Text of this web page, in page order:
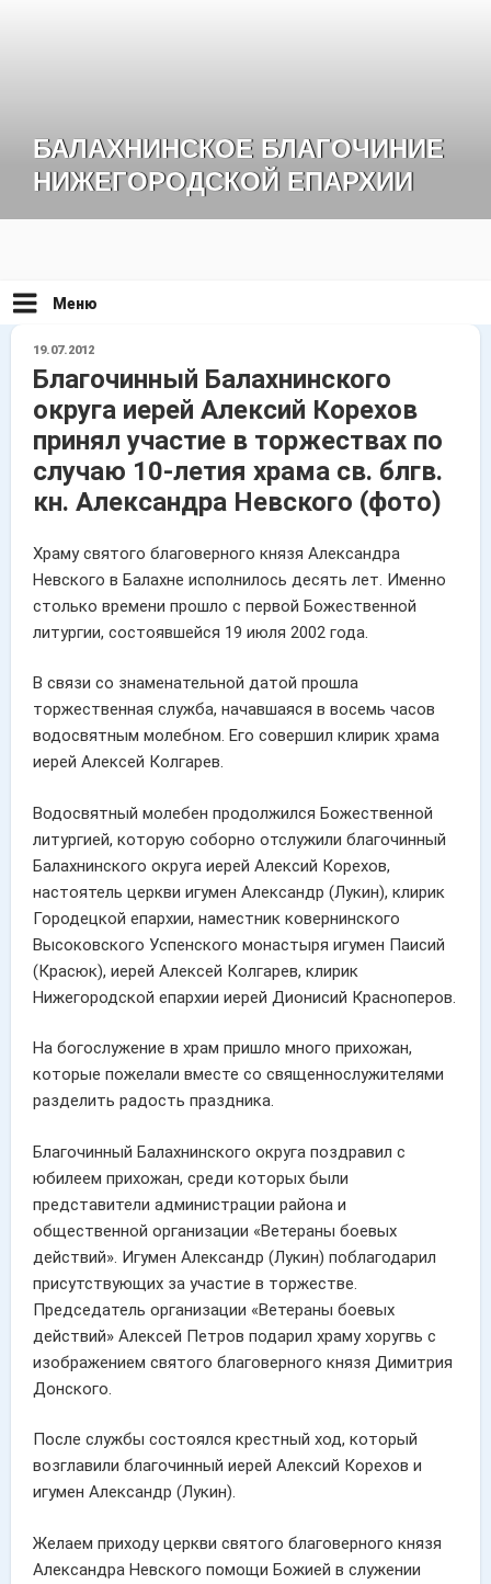
БАЛАХНИНСКОЕ БЛАГОЧИНИЕ
НИЖЕГОРОДСКОЙ ЕПАРХИИ
Меню
ОПУБЛИКОВАНО
19.07.2012
Благочинный Балахнинского
округа иерей Алексий Корехов
принял участие в торжествах по
случаю 10-летия храма св. блгв.
кн. Александра Невского (фото)
Храму святого благоверного князя Александра
Невского в Балахне исполнилось десять лет. Именно
столько времени прошло с первой Божественной
литургии, состоявшейся 19 июля 2002 года.
В связи со знаменательной датой прошла
торжественная служба, начавшаяся в восемь часов
водосвятным молебном. Его совершил клирик храма
иерей Алексей Колгарев.
Водосвятный молебен продолжился Божественной
литургией, которую соборно отслужили благочинный
Балахнинского округа иерей Алексий Корехов,
настоятель церкви игумен Александр (Лукин), клирик
Городецкой епархии, наместник ковернинского
Высоковского Успенского монастыря игумен Паисий
(Красюк), иерей Алексей Колгарев, клирик
Нижегородской епархии иерей Дионисий Красноперов.
На богослужение в храм пришло много прихожан,
которые пожелали вместе со священнослужителями
разделить радость праздника.
Благочинный Балахнинского округа поздравил с
юбилеем прихожан, среди которых были
представители администрации района и
общественной организации «Ветераны боевых
действий». Игумен Александр (Лукин) поблагодарил
присутствующих за участие в торжестве.
Председатель организации «Ветераны боевых
действий» Алексей Петров подарил храму хоругвь с
изображением святого благоверного князя Димитрия
Донского.
После службы состоялся крестный ход, который
возглавили благочинный иерей Алексий Корехов и
игумен Александр (Лукин).
Желаем приходу церкви святого благоверного князя
Александра Невского помощи Божией в служении